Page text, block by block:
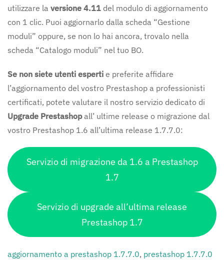
utilizzare la versione 4.11 del modulo di aggiornamento
con 1 clic. Puoi aggiornarlo dalla scheda “Gestione
moduli” oppure, se non lo hai ancora, trovalo nella
scheda “Catalogo moduli” nel tuo BO.
Se non siete utenti esperti e preferite affidare
l’aggiornamento del vostro Prestashop a professionisti
certificati, potete valutare il nostro servizio dedicato di
Upgrade Prestashopall’ ultime release o migrazione dal
vostro Prestashop 1.6 all’ultima release 1.7.7.0:
Servizio di migrazione da 1.6 a Prestashop
1.7
Servizio di upgrade all’ultima release
Prestashop 1.7
aggiornamento a prestashop 1.7.7.0, prestashop 1.7.7.0